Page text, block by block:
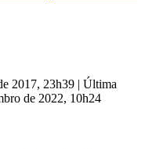
2017, 23h39 | Última
de 2022, 10h24